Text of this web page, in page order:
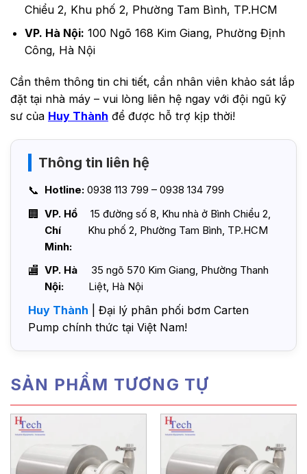
Chiểu 2, Khu phố 2, Phường Tam Bình, TP.HCM
VP. Hà Nội: 100 Ngõ 168 Kim Giang, Phường Định
Công, Hà Nội
Cần thêm thông tin chi tiết, cần nhân viên khảo sát lắp
đặt tại nhà máy – vui lòng liên hệ ngay với đội ngũ kỹ
sư của Huy Thành để được hỗ trợ kịp thời!
Thông tin liên hệ
Hotline: 0938 113 799 – 0938 134 799
VP. Hồ
Chí
Minh:
15 đường số 8, Khu nhà ở Bình Chiểu 2,
Khu phố 2, Phường Tam Bình, TP.HCM
VP. Hà
Nội:
35 ngõ 570 Kim Giang, Phường Thanh
Liệt, Hà Nội
Huy Thành | Đại lý phân phối bơm Carten
Pump chính thức tại Việt Nam!
SẢN PHẨM TƯƠNG TỰ